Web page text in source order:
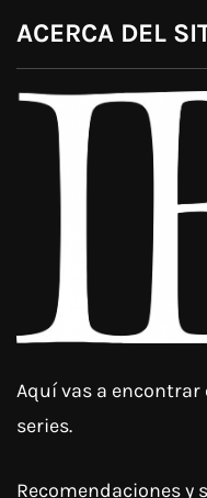
ACERCA DEL
Aquí vas a encontrar
series.
Recomendaciones y